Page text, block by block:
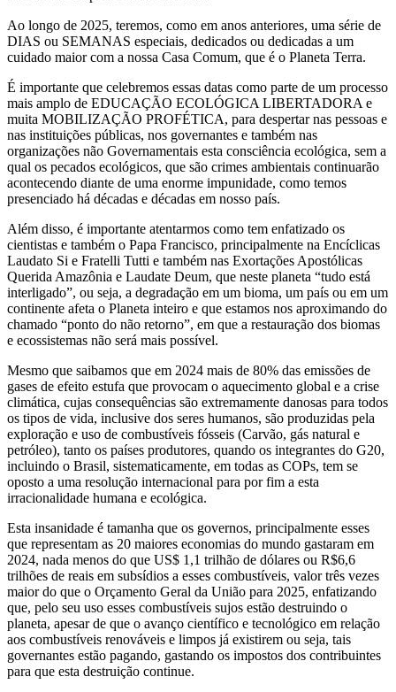
Ao longo de 2025, teremos, como em anos anteriores, uma série de
DIAS ou SEMANAS especiais, dedicados ou dedicadas a um
cuidado maior com a nossa Casa Comum, que é o Planeta Terra.
É importante que celebremos essas datas como parte de um processo
mais amplo de EDUCAÇÃO ECOLÓGICA LIBERTADORA e
muita MOBILIZAÇÃO PROFÉTICA, para despertar nas pessoas e
nas instituições públicas, nos governantes e também nas
organizações não Governamentais esta consciência ecológica, sem a
qual os pecados ecológicos, que são crimes ambientais continuarão
acontecendo diante de uma enorme impunidade, como temos
presenciado há décadas e décadas em nosso país.
Além disso, é importante atentarmos como tem enfatizado os
cientistas e também o Papa Francisco, principalmente na Encíclicas
Laudato Si e Fratelli Tutti e também nas Exortações Apostólicas
Querida Amazônia e Laudate Deum, que neste planeta “tudo está
interligado”, ou seja, a degradação em um bioma, um país ou em um
continente afeta o Planeta inteiro e que estamos nos aproximando do
chamado “ponto do não retorno”, em que a restauração dos biomas
e ecossistemas não será mais possível.
Mesmo que saibamos que em 2024 mais de 80% das emissões de
gases de efeito estufa que provocam o aquecimento global e a crise
climática, cujas consequências são extremamente danosas para todos
os tipos de vida, inclusive dos seres humanos, são produzidas pela
exploração e uso de combustíveis fósseis (Carvão, gás natural e
petróleo), tanto os países produtores, quando os integrantes do G20,
incluindo o Brasil, sistematicamente, em todas as COPs, tem se
oposto a uma resolução internacional para por fim a esta
irracionalidade humana e ecológica.
Esta insanidade é tamanha que os governos, principalmente esses
que representam as 20 maiores economias do mundo gastaram em
2024, nada menos do que US$ 1,1 trilhão de dólares ou R$6,6
trilhões de reais em subsídios a esses combustíveis, valor três vezes
maior do que o Orçamento Geral da União para 2025, enfatizando
que, pelo seu uso esses combustíveis sujos estão destruindo o
planeta, apesar de que o avanço científico e tecnológico em relação
aos combustíveis renováveis e limpos já existirem ou seja, tais
governantes estão pagando, gastando os impostos dos contribuintes
para que esta destruição continue.